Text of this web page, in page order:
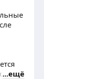
зону
ещё